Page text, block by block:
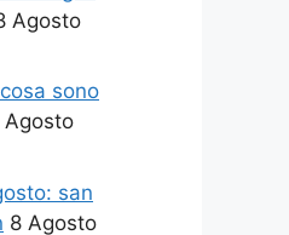
Agosto
sono
Agosto
san
8 Agosto